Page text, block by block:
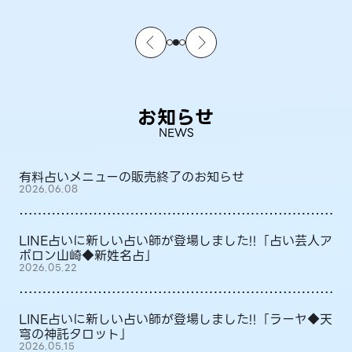
お知らせ
NEWS
有料占いメニューの販売終了のお知らせ
2026.06.08
LINE占いに新しい占い師が登場しました!!「占い芸人ア
ポロン山崎◆新姓名占」
2026.05.22
LINE占いに新しい占い師が登場しました!!「ラーヤ◆天
穹の神託タロット」
2026.05.15